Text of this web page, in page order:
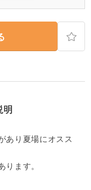
明
あり夏場にオスス
ます。